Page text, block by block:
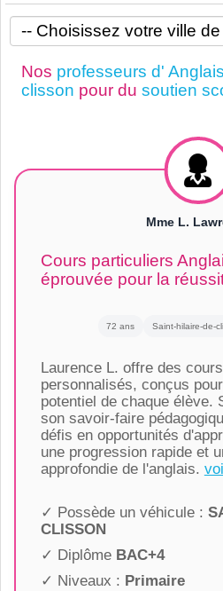
Nos professeurs d'
clisson pour du soutien
Mme L.
Cours particuliers
éprouvée pour la
72 ans Saint-hilaire-de-
Laurence L. offre des
personnalisés, conçus
potentiel de chaque élève.
son savoir-faire
défis en opportunités
une progression rapide et
approfondie de l'anglais.
✓ Possède un véhicule :
CLISSON
✓ Diplôme BAC+4
✓ Niveaux : Primaire